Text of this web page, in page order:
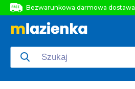
Bezwarunkowa darmowa dostawa
Bezwarunkowa darmowa dostawa